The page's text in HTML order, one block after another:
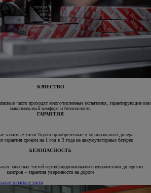
КАЧЕСТВО
части проходят многочисленные испытания, гарантирующие вам
максимальный комфорт и безопасность
ГАРАНТИЯ
запасные части Toyota приобретенные у официального дилера
гарантия сроком на 1 год и 3 года на аккумуляторные батареи
БЕЗОПАСНОСТЬ
запасных частей сертифицированными специалистами дилерских
центров – гарантия уверенности на дороге
запасные части